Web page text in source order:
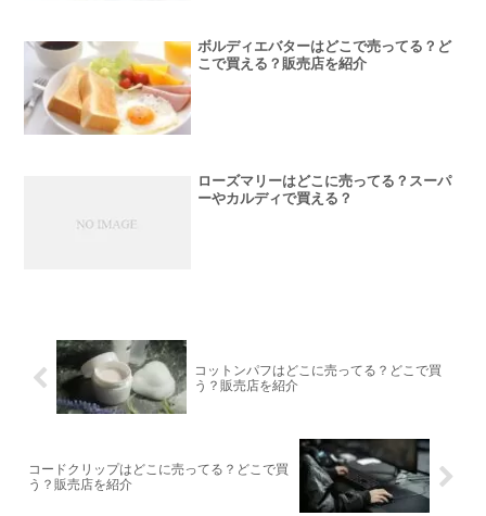
ボルディエバターはどこで売ってる？ど
こで買える？販売店を紹介
ローズマリーはどこに売ってる？スーパ
ーやカルディで買える？
コットンパフはどこに売ってる？どこで買
う？販売店を紹介
コードクリップはどこに売ってる？どこで買
う？販売店を紹介